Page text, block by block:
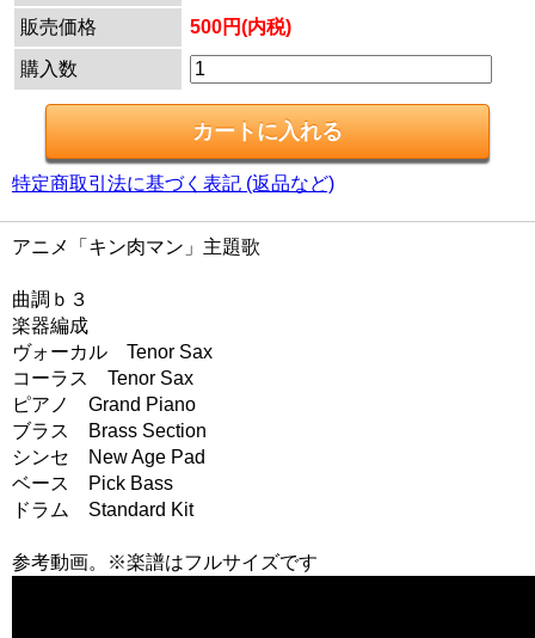
販売価格
500円(内税)
購入数
特定商取引法に基づく表記 (返品など)
アニメ「キン肉マン」主題歌
曲調ｂ３
楽器編成
ヴォーカル Tenor Sax
コーラス Tenor Sax
ピアノ Grand Piano
ブラス Brass Section
シンセ New Age Pad
ベース Pick Bass
ドラム Standard Kit
参考動画。※楽譜はフルサイズです